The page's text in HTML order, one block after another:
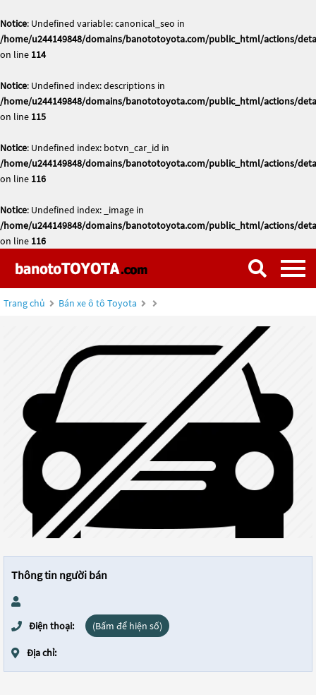
Notice: Undefined variable: canonical_seo in
/home/u244149848/domains/banototoyota.com/public_html/actions/
on line 114
Notice: Undefined index: descriptions in
/home/u244149848/domains/banototoyota.com/public_html/actions/
on line 115
Notice: Undefined index: botvn_car_id in
/home/u244149848/domains/banototoyota.com/public_html/actions/
on line 116
Notice: Undefined index: _image in
/home/u244149848/domains/banototoyota.com/public_html/actions/
on line 116
Trang chủ Bán xe ô tô Toyota
Thông tin người bán
Điện thoại: (Bấm để hiện số)
Địa chỉ: